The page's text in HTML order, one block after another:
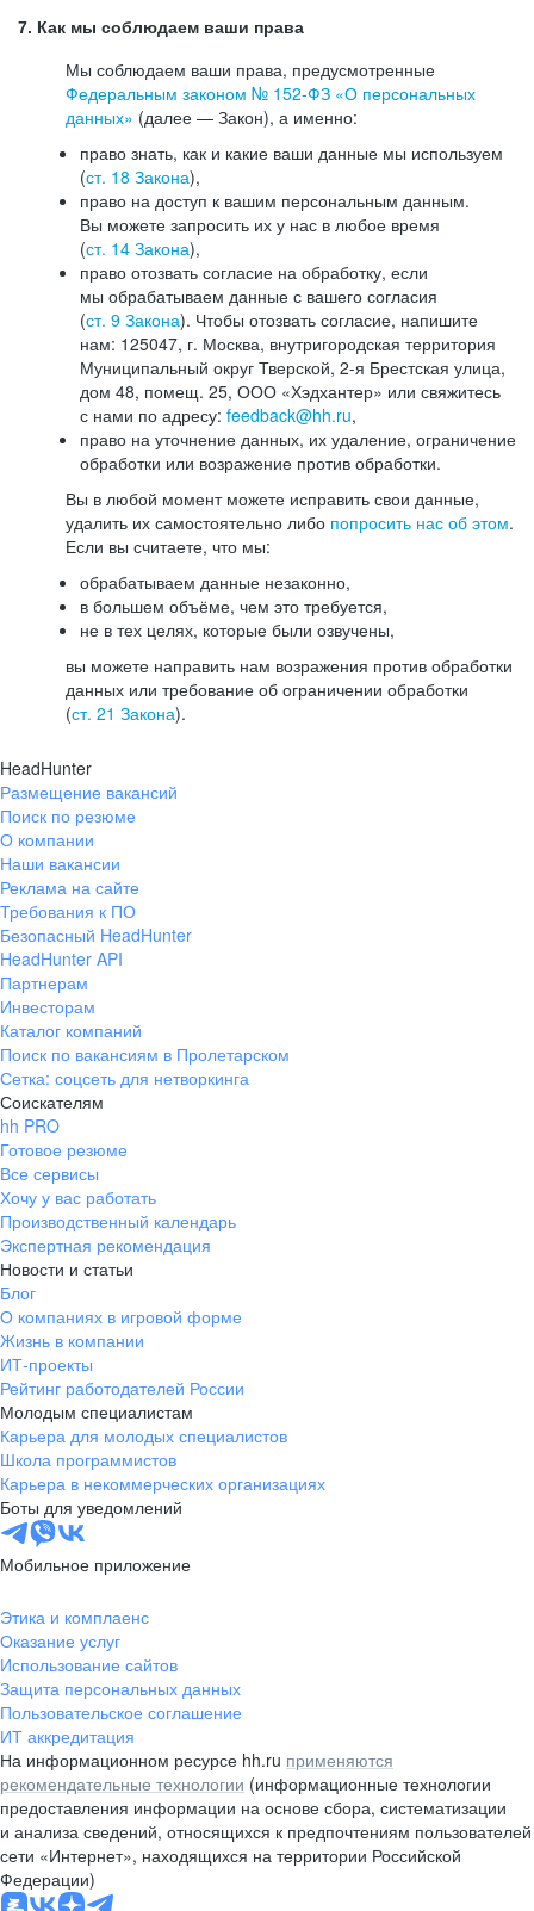
7. Как мы соблюдаем ваши права
Мы соблюдаем ваши права, предусмотренные
Федеральным законом № 152-ФЗ «О персональных
данных» (далее — Закон), а именно:
право знать, как и какие ваши данные мы используем
(ст. 18 Закона),
право на доступ к вашим персональным данным.
Вы можете запросить их у нас в любое время
(ст. 14 Закона),
право отозвать согласие на обработку, если
мы обрабатываем данные с вашего согласия
(ст. 9 Закона). Чтобы отозвать согласие, напишите
нам: 125047, г. Москва, внутригородская территория
Муниципальный округ Тверской, 2-я Брестская улица,
дом 48, помещ. 25, ООО «Хэдхантер» или свяжитесь
с нами по адресу: feedback@hh.ru,
право на уточнение данных, их удаление, ограничение
обработки или возражение против обработки.
Вы в любой момент можете исправить свои данные,
удалить их самостоятельно либо попросить нас об этом.
Если вы считаете, что мы:
обрабатываем данные незаконно,
в большем объёме, чем это требуется,
не в тех целях, которые были озвучены,
вы можете направить нам возражения против обработки
данных или требование об ограничении обработки
(ст. 21 Закона).
HeadHunter
Размещение вакансий
Поиск по резюме
О компании
Наши вакансии
Реклама на сайте
Требования к ПО
Безопасный HeadHunter
HeadHunter API
Партнерам
Инвесторам
Каталог компаний
Поиск по вакансиям в Пролетарском
Сетка: соцсеть для нетворкинга
Соискателям
hh PRO
Готовое резюме
Все сервисы
Хочу у вас работать
Производственный календарь
Экспертная рекомендация
Новости и статьи
Блог
О компаниях в игровой форме
Жизнь в компании
ИТ-проекты
Рейтинг работодателей России
Молодым специалистам
Карьера для молодых специалистов
Школа программистов
Карьера в некоммерческих организациях
Боты для уведомлений
Мобильное приложение
Этика и комплаенс
Оказание услуг
Использование сайтов
Защита персональных данных
Пользовательское соглашение
ИТ аккредитация
На информационном ресурсе hh.ru применяются
рекомендательные технологии (информационные технологии
предоставления информации на основе сбора, систематизации
и анализа сведений, относящихся к предпочтениям пользователей
сети «Интернет», находящихся на территории Российской
Федерации)